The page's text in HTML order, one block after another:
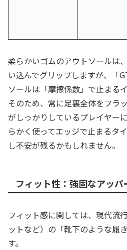
柔らかいゴムのアウトソールは
い込んでグリップしますが、「
ソールは「摩擦係数」で止まる
そのため、常に足裏全体をフラ
がしっかりしているプレイヤー
らかく使ってエッジで止まるタ
し不安が残るかもしれません。
フィット性：強固なアッ
フィット感に関しては、現代流
ットなど）の「靴下のような履
す。